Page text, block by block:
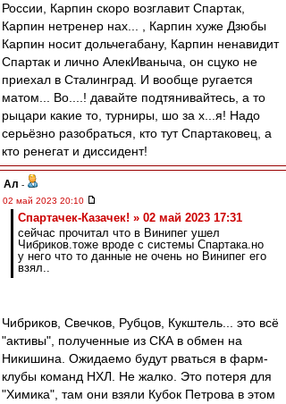
России, Карпин скоро возглавит Спартак,
Карпин нетренер нах... , Карпин хуже Дзюбы
Карпин носит дольчегабану, Карпин ненавидит
Спартак и лично АлекИваныча, он сцуко не
приехал в Сталинград. И вообще ругается
матом... Во....! давайте подтянивайтесь, а то
рыцари какие то, турниры, шо за х...я! Надо
серьёзно разобраться, кто тут Спартаковец, а
кто ренегат и диссидент!
Ал -
02 май 2023 20:10
Спартачек-Казачек! » 02 май 2023 17:31
сейчас прочитал что в Винипег ушел
Чибриков.тоже вроде с системы Спартака.но
у него что то данные не очень но Винипег его
взял..
Чибриков, Свечков, Рубцов, Кукштель... это всё
"активы", полученные из СКА в обмен на
Никишина. Ожидаемо будут рваться в фарм-
клубы команд НХЛ. Не жалко. Это потеря для
"Химика", там они взяли Кубок Петрова в этом